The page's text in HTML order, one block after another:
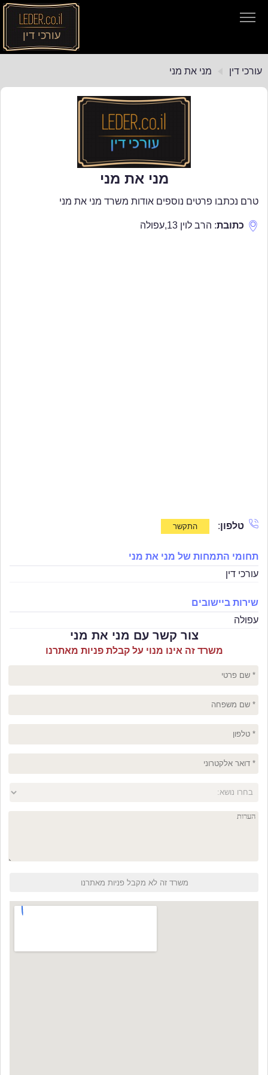
עורכי דין
עורכי דין
עורכי דין מני את מני
מני את מני
טרם נכתבו פרטים נוספים אודות משרד מני את מני
כתובת: הרב לוין 13 ,עפולה
טלפון:
תחומי התמחות של מני את מני
עורכי דין
שירות ביישובים
עפולה
צור קשר עם מני את מני
משרד זה אינו מנוי על קבלת פניות מאתרנו